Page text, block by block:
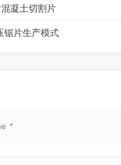
凝土切割片
锯片生产模式